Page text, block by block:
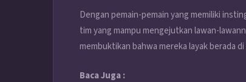
Dengan pemain-pemain yang memiliki
tim yang mampu mengejutkan lawan-
membuktikan bahwa mereka layak berada
Baca Juga :